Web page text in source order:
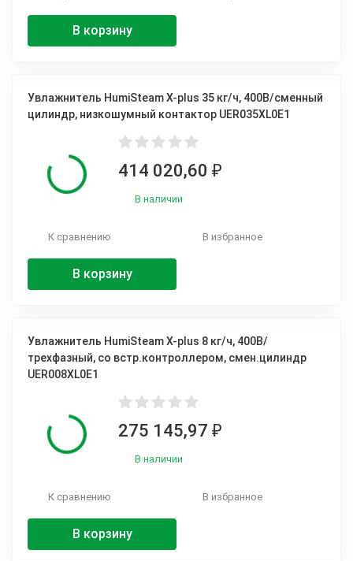
В корзину
Увлажнитель HumiSteam X-plus 35 кг/ч, 400В/сменный
цилиндр, низкошумный контактор UER035XL0E1
414 020,60 ₽
В наличии
К сравнению В избранное
В корзину
Увлажнитель HumiSteam X-plus 8 кг/ч, 400В/
трехфазный, со встр.контроллером, смен.цилиндр
UER008XL0E1
275 145,97 ₽
В наличии
К сравнению В избранное
В корзину